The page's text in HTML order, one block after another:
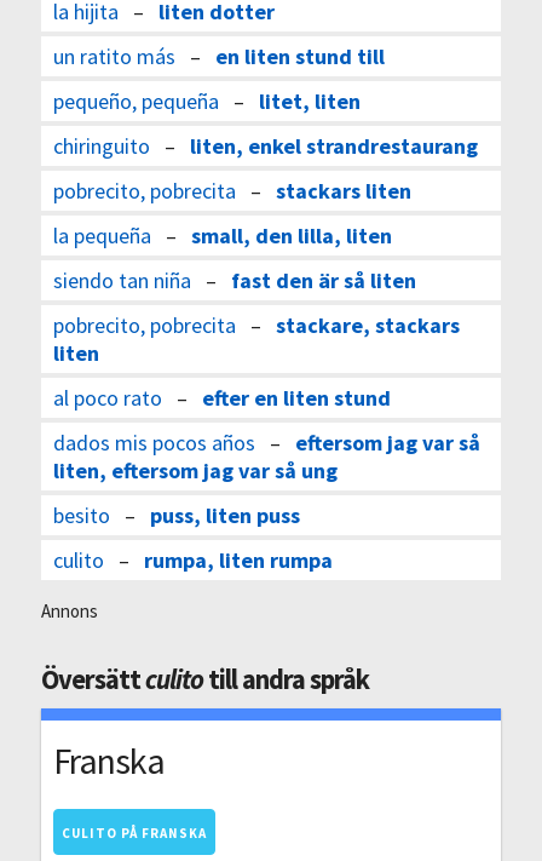
la hijita – liten dotter
un ratito más – en liten stund till
pequeño, pequeña – litet, liten
chiringuito – liten, enkel strandrestaurang
pobrecito, pobrecita – stackars liten
la pequeña – small, den lilla, liten
siendo tan niña – fast den är så liten
pobrecito, pobrecita – stackare, stackars
liten
al poco rato – efter en liten stund
dados mis pocos años – eftersom jag var så
liten, eftersom jag var så ung
besito – puss, liten puss
culito – rumpa, liten rumpa
Annons
Översättculitotill andra språk
Franska
CULITO PÅ FRANSKA